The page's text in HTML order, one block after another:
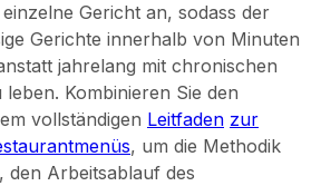
Gericht an, sodass der
Gerichte innerhalb von Minuten
jahrelang mit chronischen
Kombinieren Sie den
vollständigen Leitfaden zur
, um die Methodik
den Arbeitsablauf des